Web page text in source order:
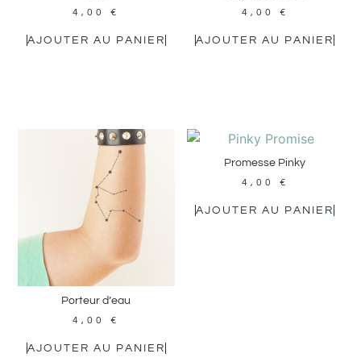
4,00€
AJOUTER AU PANIER
4,00 €
AJOUTER AU PANIER
Porteur d’eau
4,00€
AJOUTER AU PANIER
Promesse Pinky
4,00 €
AJOUTER AU PANIER